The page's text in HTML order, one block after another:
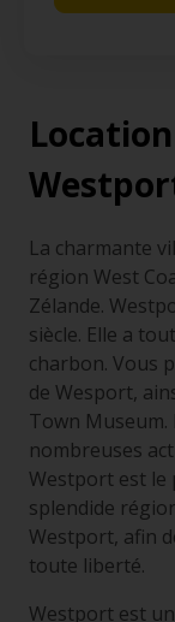
La charmante
région West
Zélande.
siècle. Elle a
charbon. Vous
de Wesport,
Town
nombreuses
Westport est le
splendide
Westport, afin
toute liberté.
Westport est